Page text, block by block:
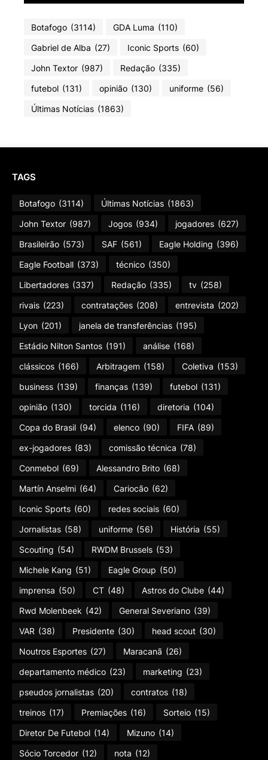
Botafogo (3114) GDA Luma (110)
Gabriel de Alba (27) Iconic Sports (60)
John Textor (987) Redação (335)
futebol (131) opinião (130) uniforme (56)
Últimas Notícias (1863)
TAGS
Botafogo (3114) Últimas Notícias (1863)
John Textor (987) Jogos (934) jogadores (627)
Brasileirão (573) SAF (561) Eagle Holding (396)
Eagle Football (373) técnico (350)
Libertadores (337) Redação (335) tv (258)
rivais (223) contratações (208) entrevista (202)
Lyon (201) janela de transferências (195)
Estádio Nilton Santos (191) análise (168)
clássicos (166) Arbitragem (158) Coletiva (153)
business (139) finanças (139) futebol (131)
opinião (130) torcida (116) diretoria (104)
Copa do Brasil (94) elenco (90) FIFA (89)
ex-jogadores (83) comissão técnica (78)
Conmebol (69) Alessandro Brito (68)
Martín Anselmi (64) Cariocão (62)
Iconic Sports (60) redes sociais (60)
Jornalistas (58) uniforme (56) História (55)
Scouting (54) RWDM Brussels (53)
Michele Kang (51) Eagle Group (50)
imprensa (50) CT (48) Astros do Clube (44)
Rwd Molenbeek (42) General Severiano (39)
VAR (38) Presidente (30) head scout (30)
Noutros Esportes (27) Maracanã (26)
departamento médico (23) marketing (23)
pseudos jornalistas (20) contratos (18)
treinos (17) Premiações (16) Sorteio (15)
Diretor De Futebol (14) Mizuno (14)
Sócio Torcedor (12) nota (12)